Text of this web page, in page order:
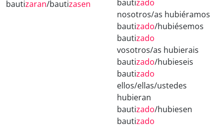
bautizaran/bautizasen
bautizado
nosotros/as hubiéramos
bautizado/hubiésemos
bautizado
vosotros/as hubierais
bautizado/hubieseis
bautizado
ellos/ellas/ustedes
hubieran
bautizado/hubiesen
bautizado